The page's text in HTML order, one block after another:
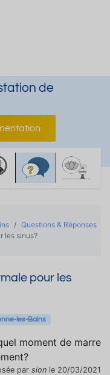
de
Questions & Réponses
les sinus?
pour les
les-Bains
moment de marre
par sion le 20/03/2021